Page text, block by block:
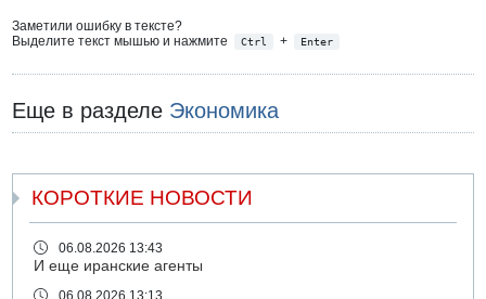
Заметили ошибку в тексте?
Выделите текст мышью и нажмите
Ctrl + Enter
Еще в разделе Экономика
КОРОТКИЕ НОВОСТИ
06.08.2026 13:43
И еще иранские агенты